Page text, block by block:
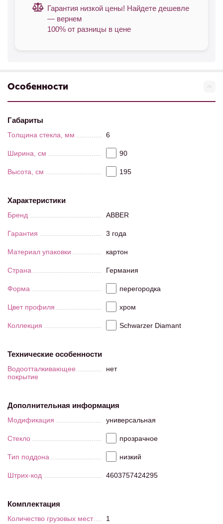
Гарантия низкой цены! Найдете дешевле
— вернем
100% от разницы в цене
Особенности
Габариты
Толщина стекла, мм 6
Ширина, см 90
Высота, см 195
Характеристики
Бренд ABBER
Гарантия 3 года
Материал упаковки картон
Страна Германия
Форма перегородка
Цвет профиля хром
Коллекция Schwarzer Diamant
Технические особенности
Водоотталкивающее
покрытие
нет
Дополнительная информация
Модификация универсальная
Стекло прозрачное
Тип поддона низкий
Штрих-код 4603757424295
Комплектация
Количество грузовых мест 1